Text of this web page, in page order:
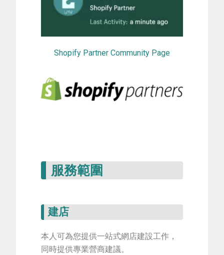
Shopify Partner Community Page
服務範圍
建店
本人可為您提供一站式網店建設工作，
同時提供專業營商建議。